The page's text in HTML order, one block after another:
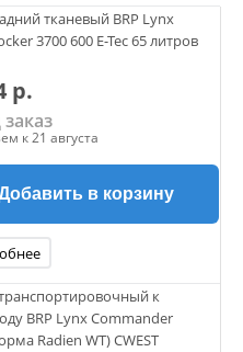
Она прекрасно
условиями,
Не упустите
и сделать
комфортными. Перед
характеристики
тканевый BRP Lynx
3700 600 E-Tec 65 литров
р.
к 21 августа
в корзину
к
BRP Lynx Commander
Radien WT) CWEST